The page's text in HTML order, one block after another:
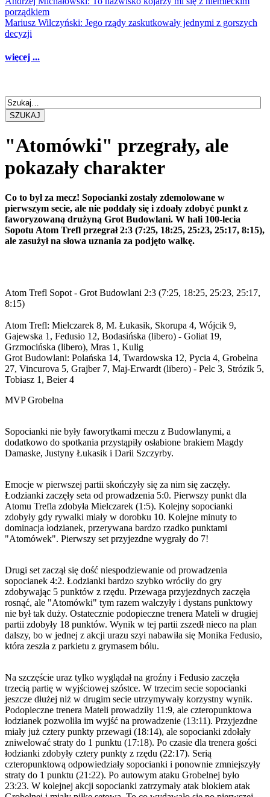
porządkiem
Mariusz Wilczyński: Jego rządy zaskutkowały jednymi z gorszych
decyzji
więcej ...
SZUKAJ
"Atomówki" przegrały, ale
pokazały charakter
Co to był za mecz! Sopocianki zostały zdemolowane w
pierwszym secie, ale nie poddały się i zdoały zdobyć punkt z
faworyzowaną drużyną Grot Budowlani. W hali 100-lecia
Sopotu Atom Trefl przegrał 2:3 (7:25, 18:25, 25:23, 25:17, 8:15),
ale zasużył na słowa uznania za podjęto walkę.
Atom Trefl Sopot - Grot Budowlani 2:3 (7:25, 18:25, 25:23, 25:17,
8:15)
Atom Trefl: Mielczarek 8, M. Łukasik, Skorupa 4, Wójcik 9,
Gajewska 1, Fedusio 12, Bodasińska (libero) - Goliat 19,
Grzmocińska (libero), Mras 1, Kulig
Grot Budowlani: Polańska 14, Twardowska 12, Pycia 4, Grobelna
27, Vincurova 5, Grajber 7, Maj-Erwardt (libero) - Pelc 3, Strózik 5,
Tobiasz 1, Beier 4
MVP Grobelna
Sopocianki nie były faworytkami meczu z Budowlanymi, a
dodatkowo do spotkania przystąpiły osłabione brakiem Magdy
Damaske, Justyny Łukasik i Darii Szczyrby.
Emocje w pierwszej partii skończyły się za nim się zaczęły.
Łodzianki zaczęły seta od prowadzenia 5:0. Pierwszy punkt dla
Atomu Trefla zdobyła Mielczarek (1:5). Kolejny sopocianki
zdobyły gdy rywalki miały w dorobku 10. Kolejne minuty to
dominacja łodzianek, przerywana bardzo rzadko punktami
"Atomówek". Pierwszy set przyjezdne wygrały do 7!
Drugi set zaczął się dość niespodziewanie od prowadzenia
sopocianek 4:2. Łodzianki bardzo szybko wróciły do gry
zdobywając 5 punktów z rzędu. Przewaga przyjezdnych zaczęła
rosnąć, ale "Atomówki" tym razem walczyły i dystans punktowy
nie był tak duży. Ostatecznie podopieczne trenera Mateli w drugiej
partii zdobyły 18 punktów. Wynik w tej partii zszedł nieco na plan
dalszy, bo w jednej z akcji urazu szyi nabawiła się Monika Fedusio,
która zeszła z parkietu z grymasem bólu.
Na szczęście uraz tylko wyglądał na groźny i Fedusio zaczęła
trzecią partię w wyjściowej szóstce. W trzecim secie sopocianki
jeszcze dłużej niż w drugim secie utrzymywały korzystny wynik.
Podopieczne trenera Mateli prowadziły 11:9, ale czteropunktowa
łodzianek pozwoliła im wyjść na prowadzenie (13:11). Przyjezdne
miały już cztery punkty przewagi (18:14), ale sopocianki zdołały
zniwelować straty do 1 punktu (17:18). Po czasie dla trenera gości
łodzianki zdobyły cztery punkty z rzędu (22:17). Serią
czteropunktową odpowiedziały sopocianki i ponownie zmniejszyły
straty do 1 punktu (21:22). Po autowym ataku Grobelnej było
23:23. W kolejnej akcji sopocianki zatrzymały atak blokiem atak